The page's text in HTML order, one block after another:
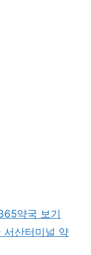
약국 보기
서산터미널 약